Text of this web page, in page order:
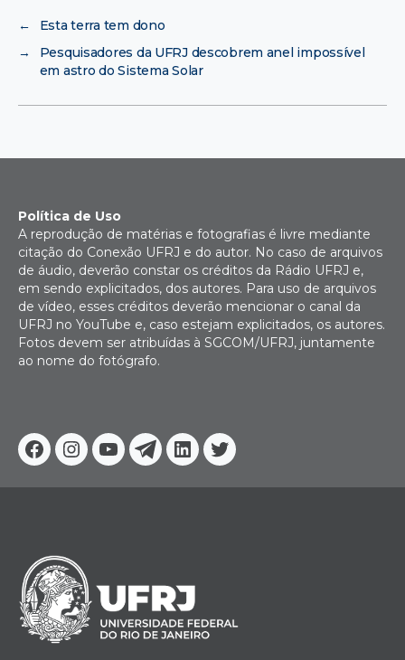
←
Esta terra tem dono
→
Pesquisadores da UFRJ descobrem anel impossível
em astro do Sistema Solar
Facebook
Instagram
YoutubeTelegram
Linkedin
Twitter
Política de Uso
A reprodução de matérias e fotografias é livre mediante
citação do Conexão UFRJ e do autor. No caso de arquivos
de áudio, deverão constar os créditos da Rádio UFRJ e,
em sendo explicitados, dos autores. Para uso de arquivos
de vídeo, esses créditos deverão mencionar o canal da
UFRJ no YouTube e, caso estejam explicitados, os autores.
Fotos devem ser atribuídas à SGCOM/UFRJ, juntamente
ao nome do fotógrafo.